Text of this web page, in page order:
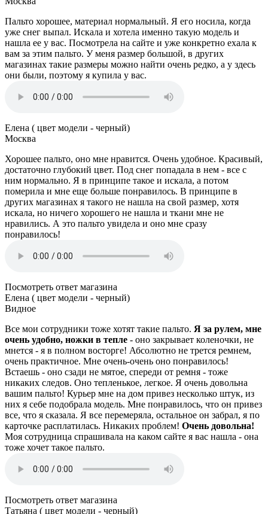
Пальто хорошее, материал нормальный. Я его носила, когда
уже снег выпал. Искала и хотела именно такую модель и
нашла ее у вас. Посмотрела на сайте и уже конкретно ехала к
вам за этим пальто. У меня размер большой, в других
магазинах такие размеры можно найти очень редко, а у здесь
они были, поэтому я купила у вас.
Елена ( цвет модели - черный)
Москва
Хорошее пальто, оно мне нравится. Очень удобное. Красивый,
достаточно глубокий цвет. Под снег попадала в нем - все с
ним нормально. Я в принципе такое и искала, а потом
померила и мне еще больше понравилось. В принципе в
других магазинах я такого не нашла на свой размер, хотя
искала, но ничего хорошего не нашла и ткани мне не
нравились. А это пальто увидела и оно мне сразу
понравилось!
Посмотреть ответ магазина
Елена ( цвет модели - черный)
Видное
Все мои сотрудники тоже хотят такие пальто. Я за рулем, мне
очень удобно, ножки в тепле - оно закрывает коленочки, не
мнется - я в полном восторге! Абсолютно не трется ремнем,
очень практичное. Мне очень-очень оно понравилось!
Встаешь - оно сзади не мятое, спереди от ремня - тоже
никаких следов. Оно тепленькое, легкое. Я очень довольна
вашим пальто! Курьер мне на дом привез несколько штук, из
них я себе подобрала модель. Мне понравилось, что он привез
все, что я сказала. Я все перемеряла, остальное он забрал, я по
карточке расплатилась. Никаких проблем! Очень довольна!
Моя сотрудница спрашивала на каком сайте я вас нашла - она
тоже хочет такое пальто.
Посмотреть ответ магазина
Татьяна ( цвет модели - черный)